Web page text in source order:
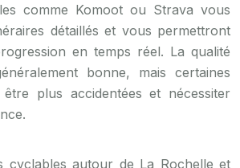
comme Komoot ou Strava vous
détaillés et vous permettront
en temps réel. La qualité
bonne, mais certaines
plus accidentées et nécessiter